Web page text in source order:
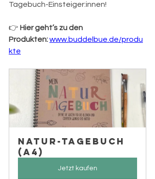
Tagebuch-Einsteiger:innen!
👉 Hier geht’s zu den
Produkten:www.buddelbue.de/produ
kte
Natur-Tagebuch
(A4)
Jetzt kaufen